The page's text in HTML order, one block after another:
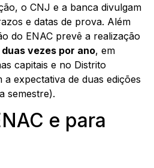
o CNJ e a banca divulgam
e datas de prova. Além
do ENAC prevê a realização
vezes por ano, em
capitais e no Distrito
a expectativa de duas edições
semestre).
e para